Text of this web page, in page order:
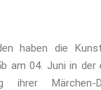
haben die
am 04. Juni in der
ihrer Märchen-